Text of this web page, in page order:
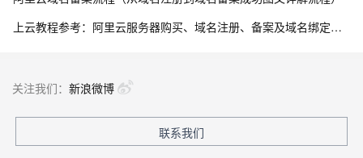
上云教程参考：阿里云服务器购买、域名注册、备案及域名绑定全流程指南
关注我们： 新浪微博
联系我们